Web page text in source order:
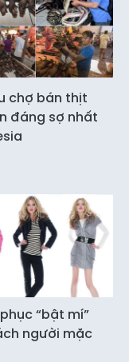
chợ bán thịt
đáng sợ nhất
“bật mí”
người mặc